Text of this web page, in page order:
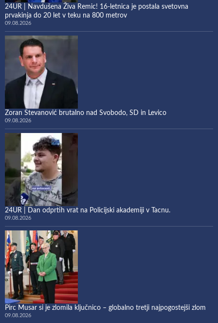
24UR | Navdušena Živa Remic! 16-letnica je postala svetovna
prvakinja do 20 let v teku na 800 metrov
09.08.2026
Zoran Stevanović brutalno nad Svobodo, SD in Levico
09.08.2026
24UR | Dan odprtih vrat na Policijski akademiji v Tacnu.
09.08.2026
Pirc Musar si je zlomila ključnico – globalno tretji najpogostejši zlom
09.08.2026